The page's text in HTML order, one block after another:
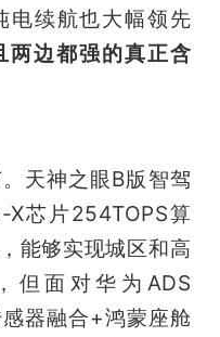
电续航也大幅领先
边都强的真正含
天神之眼B版智驾
X芯片254TOPS算
能够实现城区和高
但面对华为ADS
器融合+鸿蒙座舱